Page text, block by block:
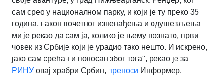
сам срео у националном парку, и који је ту преко 35
година, након почетног изненађења и одушевљења
ми је рекао да сам ја, колико је њему познато, први
човек из Србије који је урадио тако нешто. И искрено,
јако сам срећан и поносан због тога", рекао је за
РИНУ овај храбри Србин, преноси Информер.